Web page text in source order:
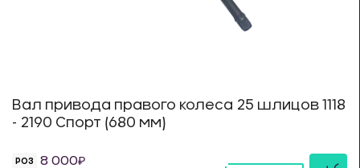
Вал привода правого колеса 25 шлицов 1118
- 2190 Спорт (680 мм)
РОЗ 8 000